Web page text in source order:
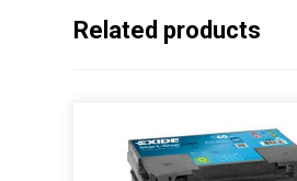
Related products